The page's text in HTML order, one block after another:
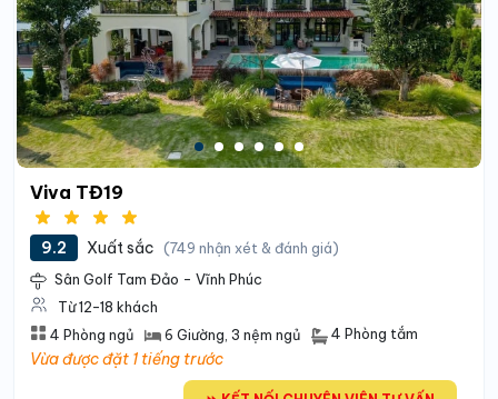
Viva TĐ19
9.2 Xuất sắc (749 nhận xét & đánh giá)
Sân Golf Tam Đảo - Vĩnh Phúc
Từ 12-18 khách
4 Phòng ngủ
6 Giường , 3 nệm ngủ 4 Phòng tắm
Vừa được đặt 1 tiếng trước